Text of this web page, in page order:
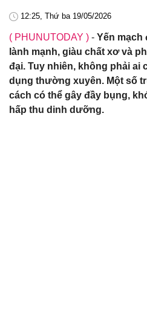
12:25, Thứ ba 19/05/2026
( PHUNUTODAY ) - Yến mạch
lành mạnh, giàu chất xơ và
đại. Tuy nhiên, không phải ai
dụng thường xuyên. Một số
cách có thể gây đầy bụng,
hấp thu dinh dưỡng.